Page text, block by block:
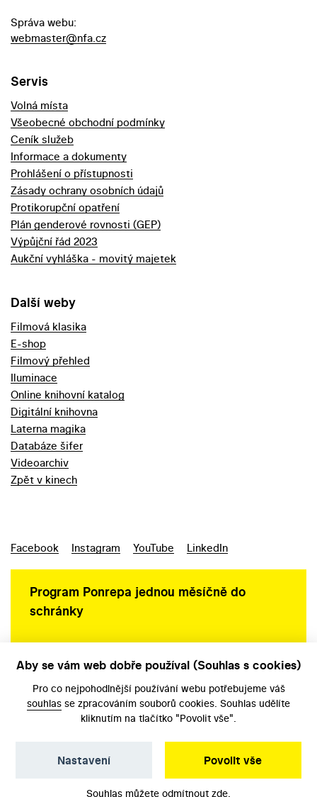
Správa webu:
webmaster@nfa.cz
Servis
Volná místa
Všeobecné obchodní podmínky
Ceník služeb
Informace a dokumenty
Prohlášení o přístupnosti
Zásady ochrany osobních údajů
Protikorupční opatření
Plán genderové rovnosti (GEP)
Výpůjční řád 2023
Aukční vyhláška - movitý majetek
Další weby
Filmová klasika
E-shop
Filmový přehled
Iluminace
Online knihovní katalog
Digitální knihovna
Laterna magika
Databáze šifer
Videoarchiv
Zpět v kinech
Facebook Instagram YouTube LinkedIn
Program Ponrepa jednou měsíčně do
schránky
Aby se vám web dobře používal (Souhlas s cookies)
Pro co nejpohodlnější používání webu potřebujeme váš
souhlas se zpracováním souborů cookies. Souhlas udělíte
kliknutím na tlačítko "Povolit vše".
Povolit vše
Nastavení
Souhlas můžete odmítnout zde